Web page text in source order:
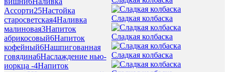
Ассорти25Настойка
старосветская4Наливка
малиновая3Напиток
абрикосовый6Напиток
кофейный6Нашпигованная
говядина6Наслаждение нью-
иоркца -4Напиток
Сладкая колбаска
Сладкая колбаска
Сладкая колбаска